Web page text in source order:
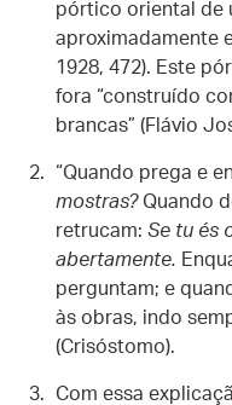
pórtico oriental de
aproximadamente
1928, 472). Este
fora “construído
brancas” (Flávio
“Quando prega e
mostras?Quando
retrucam: Se tu és
abertamente.
perguntam; e
às obras, indo
(Crisóstomo).
Com essa